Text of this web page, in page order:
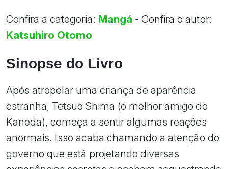
Confira a categoria: Mangá - Confira o autor:
Katsuhiro Otomo
Sinopse do Livro
Após atropelar uma criança de aparência
estranha, Tetsuo Shima (o melhor amigo de
Kaneda), começa a sentir algumas reações
anormais. Isso acaba chamando a atenção do
governo que está projetando diversas